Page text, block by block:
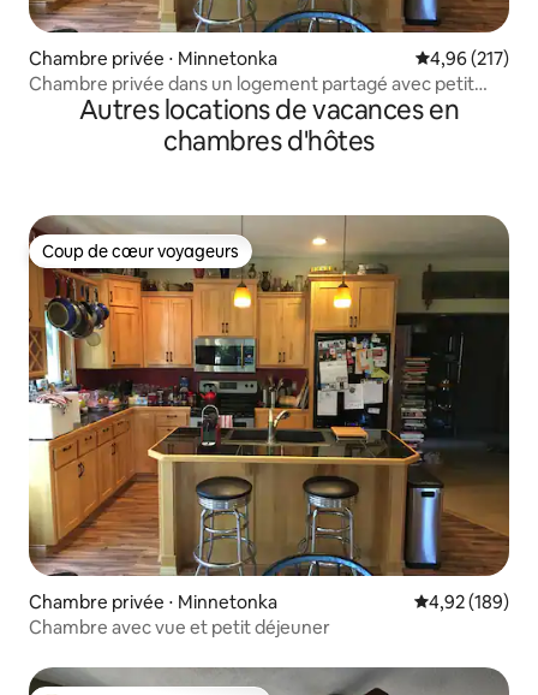
Chambre privée ⋅ Minnetonka Évaluation
4,96 (217)
Chambre privée dans un logement partagé avec petit
déjeunerAutres locations de vacances en
chambres d'hôtes
Coup de cœur voyageurs
Coup de cœur voyageurs
Chambre privée ⋅ Minnetonka Évaluation
4,92 (189)
Chambre avec vue et petit déjeuner